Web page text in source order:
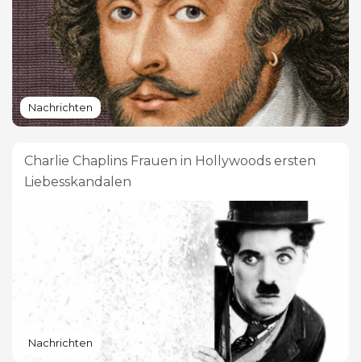
Nachrichten
Charlie Chaplins Frauen in Hollywoods ersten
Liebesskandalen
Nachrichten